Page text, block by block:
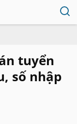
tuyển
số nhập